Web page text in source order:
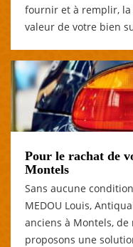
fournir et à remplir, la
valeur de votre bien
Pour le rachat de
Montels
Sans aucune
MEDOU Louis,
anciens à Montels, de
proposons une